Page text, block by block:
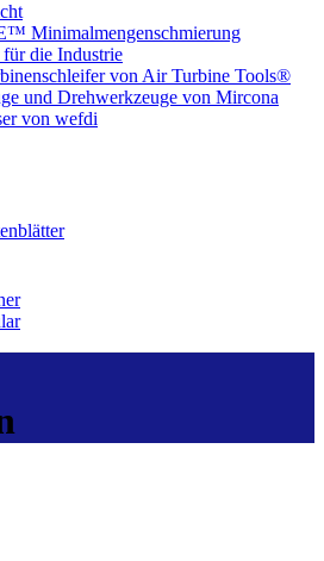
Minimalmengenschmierung
die Industrie
von Air Turbine Tools®
und Drehwerkzeuge von Mircona
von wefdi